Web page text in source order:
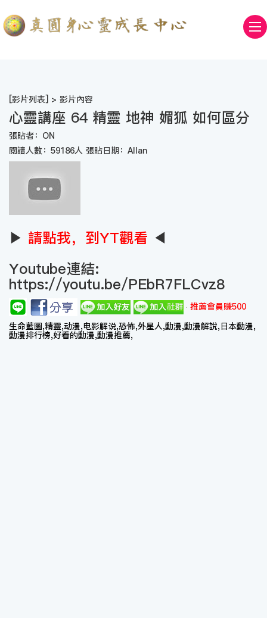
[影片列表] > 影片內容
心靈講座 64 精靈 地神 媚狐 如何區分
張貼者：ON
閱讀人數：59186人 張貼日期：Allan
▶ 請點我，到YT觀看 ◀
Youtube連結:
https://youtu.be/PEbR7FLCvz8
推薦會員賺500
生命藍圖,精靈,动漫,电影解说,恐怖,外星人,動漫,動漫解說,日本動漫,
動漫排行榜,好看的動漫,動漫推薦,